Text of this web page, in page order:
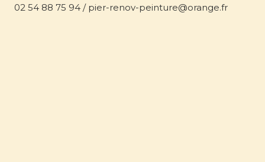
02 54 88 75 94 / pier-renov-peinture@orange.fr